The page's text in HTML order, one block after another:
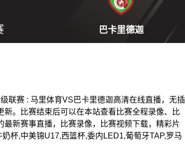
巴卡里德迦
联赛 : 马里体育VS巴卡里德迦高清在线直播，无插
。比赛结束后可以在本站查看比赛全程录像、比
新赛事直播，比赛录像，比赛视频下载，精彩片
杯,中美锦U17,西篮杯,委内LED1,葡萄牙TAP,罗马